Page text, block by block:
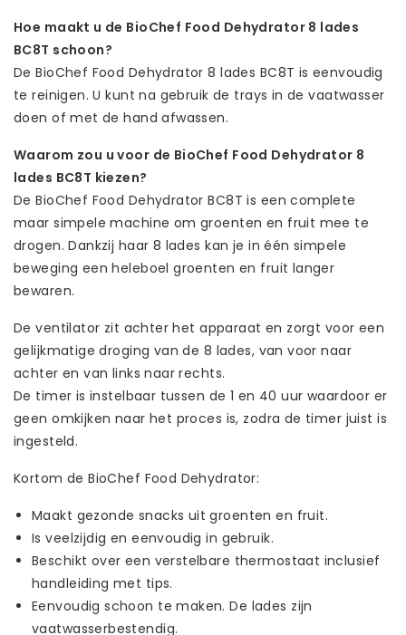
Hoe maakt u de BioChef Food Dehydrator 8 lades
BC8T schoon?
De BioChef Food Dehydrator 8 lades BC8T is eenvoudig
te reinigen. U kunt na gebruik de trays in de vaatwasser
doen of met de hand afwassen.
Waarom zou u voor de BioChef Food Dehydrator 8
lades BC8T kiezen?
De BioChef Food Dehydrator BC8T is een complete
maar simpele machine om groenten en fruit mee te
drogen. Dankzij haar 8 lades kan je in één simpele
beweging een heleboel groenten en fruit langer
bewaren.
De ventilator zit achter het apparaat en zorgt voor een
gelijkmatige droging van de 8 lades, van voor naar
achter en van links naar rechts.
De timer is instelbaar tussen de 1 en 40 uur waardoor er
geen omkijken naar het proces is, zodra de timer juist is
ingesteld.
Kortom de BioChef Food Dehydrator:
Maakt gezonde snacks uit groenten en fruit.
Is veelzijdig en eenvoudig in gebruik.
Beschikt over een verstelbare thermostaat inclusief
handleiding met tips.
Eenvoudig schoon te maken. De lades zijn
vaatwasserbestendig.